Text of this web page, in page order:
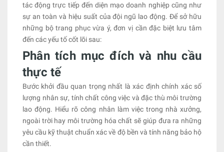
tác động trực tiếp đến diện mạo doanh nghiệp cũng như
sự an toàn và hiệu suất của đội ngũ lao động. Để sở hữu
những bộ trang phục vừa ý, đơn vị cần đặc biệt lưu tâm
đến các yếu tố cốt lõi sau:
Phân tích mục đích và nhu cầu
thực tế
Bước khởi đầu quan trọng nhất là xác định chính xác số
lượng nhân sự, tính chất công việc và đặc thù môi trường
lao động. Hiểu rõ công nhân làm việc trong nhà xưởng,
ngoài trời hay môi trường hóa chất sẽ giúp đưa ra những
yêu cầu kỹ thuật chuẩn xác về độ bền và tính năng bảo hộ
cần thiết.